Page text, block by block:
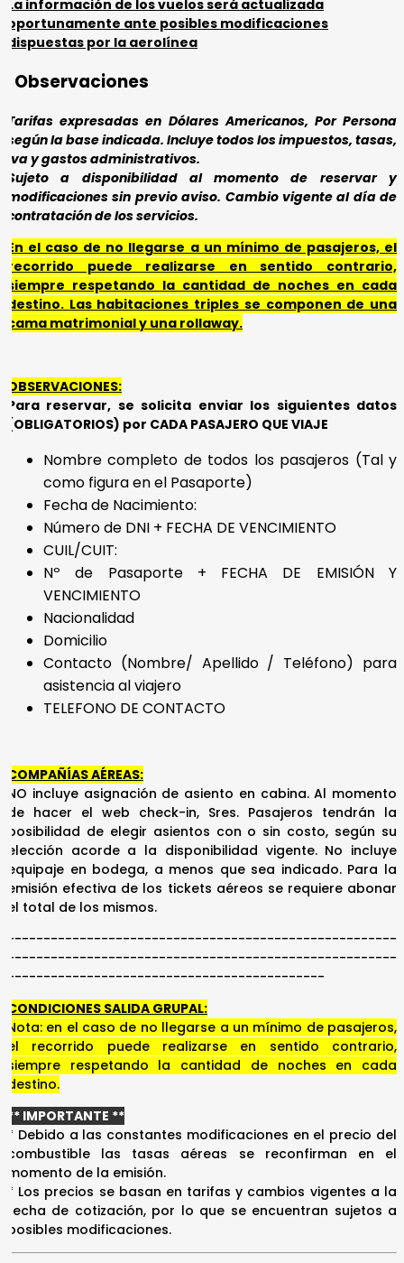
información de los vuelos será actualizada
ante posibles modificaciones
por la aerolínea
expresadas en Dólares Americanos, Por Persona
la base indicada. Incluye todos los impuestos, tasas,
y gastos administrativos.
a disponibilidad al momento de reservar y
sin previo aviso. Cambio vigente al día de
de los servicios.
el caso de no llegarse a un mínimo de pasajeros, el
puede realizarse en sentido contrario,
respetando la cantidad de noches en cada
Las habitaciones triples se componen de una
matrimonial y una rollaway.
reservar, se solicita enviar los siguientes datos
por CADA PASAJERO QUE VIAJE
Nombre completo de todos los pasajeros (Tal y
como figura en el Pasaporte)
Fecha de Nacimiento:
Número de DNI + FECHA DE VENCIMIENTO
CUIL/CUIT:
Nº de Pasaporte + FECHA DE EMISIÓN Y
VENCIMIENTO
Nacionalidad
Domicilio
Contacto (Nombre/ Apellido / Teléfono) para
asistencia al viajero
TELEFONO DE CONTACTO
AÉREAS:
incluye asignación de asiento en cabina. Al momento
hacer el web check-in, Sres. Pasajeros tendrán la
de elegir asientos con o sin costo, según su
acorde a la disponibilidad vigente. No incluye
en bodega, a menos que sea indicado. Para la
efectiva de los tickets aéreos se requiere abonar
total de los mismos.
SALIDA GRUPAL:
en el caso de no llegarse a un mínimo de pasajeros,
recorrido puede realizarse en sentido contrario,
respetando la cantidad de noches en cada
IMPORTANTE **
Debido a las constantes modificaciones en el precio del
las tasas aéreas se reconfirman en el
de la emisión.
Los precios se basan en tarifas y cambios vigentes a la
de cotización, por lo que se encuentran sujetos a
modificaciones.